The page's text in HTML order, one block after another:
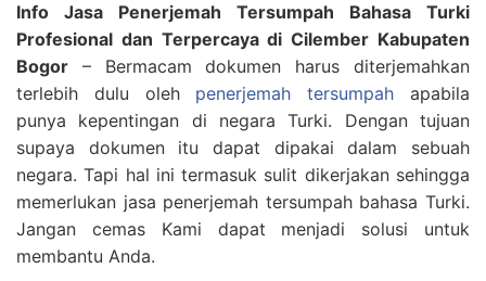
Info Jasa Penerjemah Tersumpah Bahasa Turki
Profesional dan Terpercaya di Cilember Kabupaten
Bogor – Bermacam dokumen harus diterjemahkan
terlebih dulu oleh penerjemah tersumpah apabila
punya kepentingan di negara Turki. Dengan tujuan
supaya dokumen itu dapat dipakai dalam sebuah
negara. Tapi hal ini termasuk sulit dikerjakan sehingga
memerlukan jasa penerjemah tersumpah bahasa Turki.
Jangan cemas Kami dapat menjadi solusi untuk
membantu Anda.